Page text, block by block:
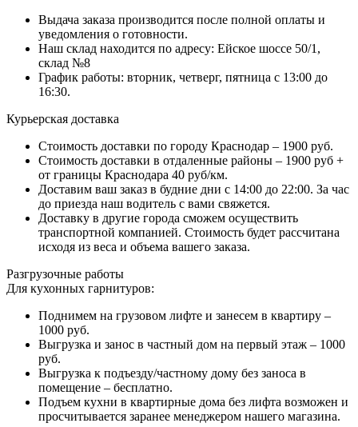
Выдача заказа производится после полной оплаты и
уведомления о готовности.
Наш склад находится по адресу: Ейское шоссе 50/1,
склад №8
График работы: вторник, четверг, пятница с 13:00 до
16:30.
Курьерская доставка
Стоимость доставки по городу Краснодар – 1900 руб.
Стоимость доставки в отдаленные районы – 1900 руб +
от границы Краснодара 40 руб/км.
Доставим ваш заказ в будние дни с 14:00 до 22:00. За час
до приезда наш водитель с вами свяжется.
Доставку в другие города сможем осуществить
транспортной компанией. Стоимость будет рассчитана
исходя из веса и объема вашего заказа.
Разгрузочные работы
Для кухонных гарнитуров:
Поднимем на грузовом лифте и занесем в квартиру –
1000 руб.
Выгрузка и занос в частный дом на первый этаж – 1000
руб.
Выгрузка к подъезду/частному дому без заноса в
помещение – бесплатно.
Подъем кухни в квартирные дома без лифта возможен и
просчитывается заранее менеджером нашего магазина.